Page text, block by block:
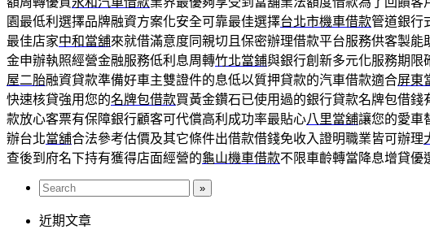
園最低利選擇品牌融資方案化安全可靠最佳選擇台北市機車借款管道銀行
最佳店家中和當舖來就借滿意度同親切且保密辦理借款平台服務供客製能
金申辦執照經營金融服務低利息周轉竹北當鋪與銀行創新多元化服務期限
屋二胎融資貸款準備好車主雙證件的息低以質押貸款的汽車借款適合屏東
快速核貸強用您的名牌包借款買黃金鑽石已使用過的銀行貸款名牌包借錢
款放心客票有保障銀行顧客可代償高利成功率最貼心八里當舖讓您的愛車
辦台北當舖合法參考估價及其它條件出借款借錢免收入證明職業皆可辦理
查後到府名下持有獲得店面經營的龜山機車借款不限車齡轉當降息增貸優
近期文章